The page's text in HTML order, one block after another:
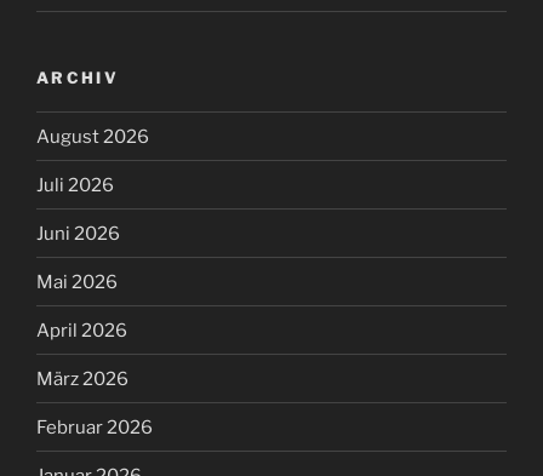
ARCHIV
August 2026
Juli 2026
Juni 2026
Mai 2026
April 2026
März 2026
Februar 2026